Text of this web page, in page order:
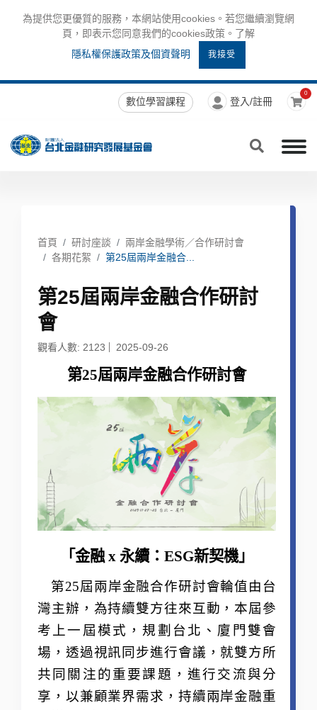
為提供您更優質的服務，本網站使用cookies。若您繼續瀏覽網
頁，即表示您同意我們的cookies政策。了解
隱私權保護政策及個資聲明
我接受
數位學習課程 登入/註冊
0
首頁 研討座談
兩岸金融學術／合作研討會
各期花絮
第25屆兩岸金融合...
第25屆兩岸金融合作研討
會
觀看人數: 2123 2025-09-26
第25屆兩岸金融合作研討會
「金融 x 永續：ESG新契機」
第25屆兩岸金融合作研討會輪值由台
灣主辦，為持續雙方往來互動，本屆參
考上一屆模式，規劃台北、廈門雙會
場，透過視訊同步進行會議，就雙方所
共同關注的重要課題，進行交流與分
享，以兼顧業界需求，持續兩岸金融重